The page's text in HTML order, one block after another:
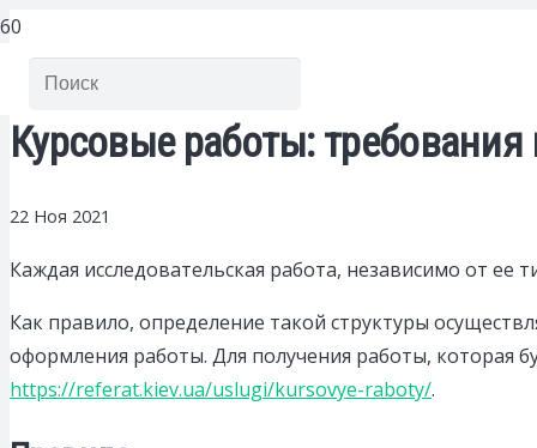
Курсовые работы:
22 Ноя 2021
Каждая исследовательская работа, независимо от ее
Как правило, определение такой структуры
оформления работы. Для получения работы, которая
https://referat.kiev.ua/uslugi/kursovye-raboty/.